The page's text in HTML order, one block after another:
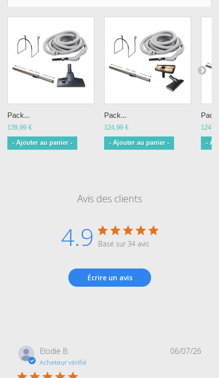
Pack...
139,99 €
- Ajouter au panier -
Pack...
124,99 €
- Ajouter au panier - -
Avis des clients
4.9 Basé sur 34 avis
Écrire un avis
Elodie B.
Acheteur vérifié
06/07/26